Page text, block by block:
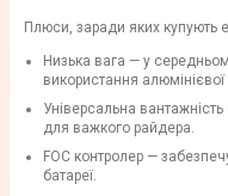
Плюси, заради яких купують
Низька вага — у
використання
Універсальна
для важкого райдера.
FOC контролер —
батареї.